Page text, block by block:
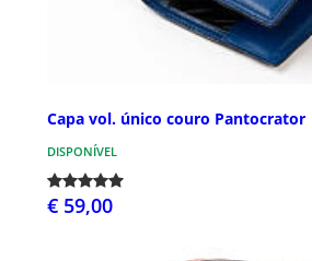
Capa vol. único couro Pantocrator
DISPONÍVEL
€ 59,00